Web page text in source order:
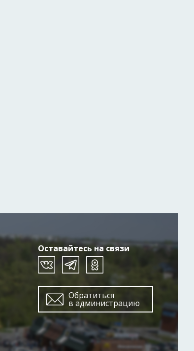
Оставайтесь на связи
Обратиться
в администрацию